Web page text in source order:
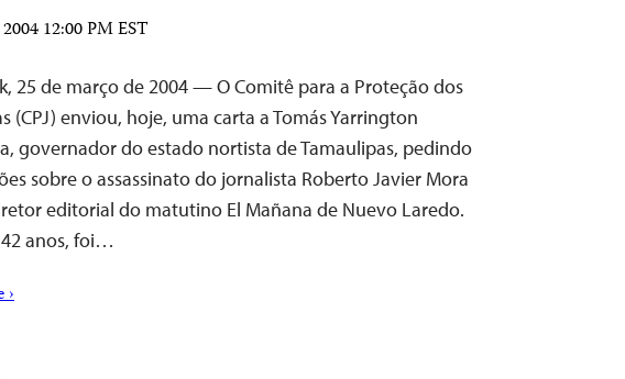
12:00 PM EST
25 de março de 2004 — O Comitê para a Proteção dos
(CPJ) enviou, hoje, uma carta a Tomás Yarrington
governador do estado nortista de Tamaulipas, pedindo
sobre o assassinato do jornalista Roberto Javier Mora
editorial do matutino El Mañana de Nuevo Laredo.
anos, foi…
›